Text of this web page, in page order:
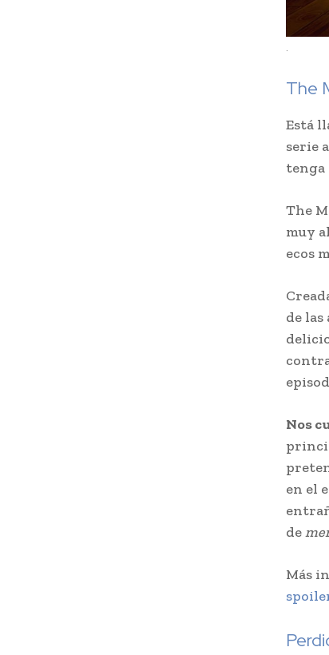
The
Está
serie
tenga
The
muy
ecos
de
Nos
en el
de
Más